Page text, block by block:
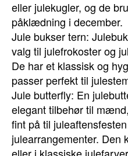
eller julekugler, og de
påklædning i december.
Jule bukser tern:
valg til julefrokoster og
De har et klassisk og
passer perfekt til
Jule butterfly: En
elegant tilbehør til
fint på til
julearrangementer.